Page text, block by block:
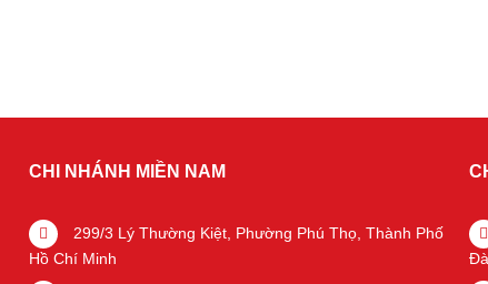
CHI NHÁNH MIỀN NAM
299/3 Lý Thường Kiệt, Phường Phú Thọ, Thành Phố
Hồ Chí Minh